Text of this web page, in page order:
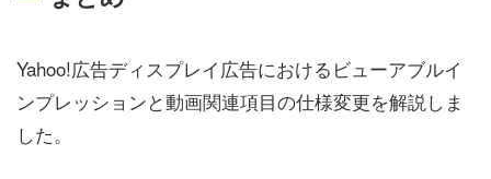
Yahoo!広告ディスプレイ広告におけるビューアブルイ
ンプレッションと動画関連項目の仕様変更を解説しま
した。